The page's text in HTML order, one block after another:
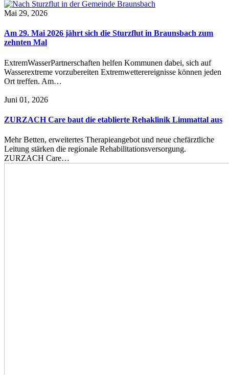
Mai 29, 2026
Am 29. Mai 2026 jährt sich die Sturzflut in Braunsbach zum
zehnten Mal
ExtremWasserPartnerschaften helfen Kommunen dabei, sich auf
Wasserextreme vorzubereiten Extremwetterereignisse können jeden
Ort treffen. Am…
Juni 01, 2026
ZURZACH Care baut die etablierte Rehaklinik Limmattal aus
Mehr Betten, erweitertes Therapieangebot und neue chefärztliche
Leitung stärken die regionale Rehabilitationsversorgung.
ZURZACH Care…